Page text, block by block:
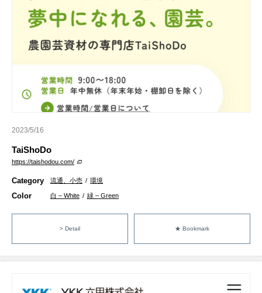
2023/5/16
TaiShoDo
https://taishodou.com/
Category 流通、小売 / 環境
Color 白 – White / 緑 – Green
> Detail ★ Bookmark